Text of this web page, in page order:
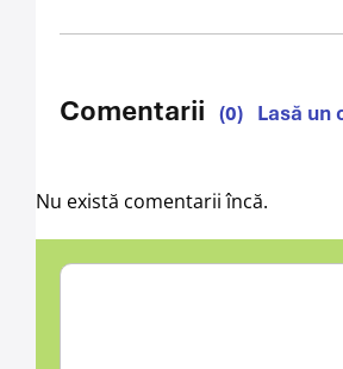
Comentarii (0) Lasă un
Nu există comentarii încă.